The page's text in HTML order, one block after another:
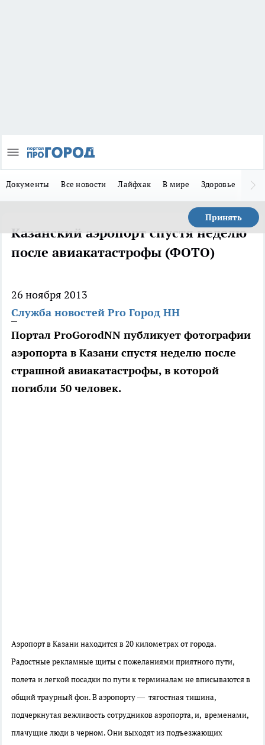
Документы Все новости Лайфхак В мире Здоровье
Принять
Казанский аэропорт спустя неделю
после авиакатастрофы (ФОТО)
26 ноября 2013
Служба новостей Pro Город НН
Портал ProGorodNN публикует фотографии
аэропорта в Казани спустя неделю после
страшной авиакатастрофы, в которой
погибли 50 человек.
Аэропорт в Казани находится в 20 километрах от города.
Радостные рекламные щиты с пожеланиями приятного пути,
полета и легкой посадки по пути к терминалам не вписываются в
общий траурный фон. В аэропорту — тягостная тишина,
подчеркнутая вежливость сотрудников аэропорта, и, временами,
плачущие люди в черном. Они выходят из подъезжающих